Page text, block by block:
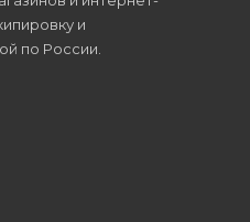
и
по России.